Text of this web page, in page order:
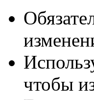
чтобы